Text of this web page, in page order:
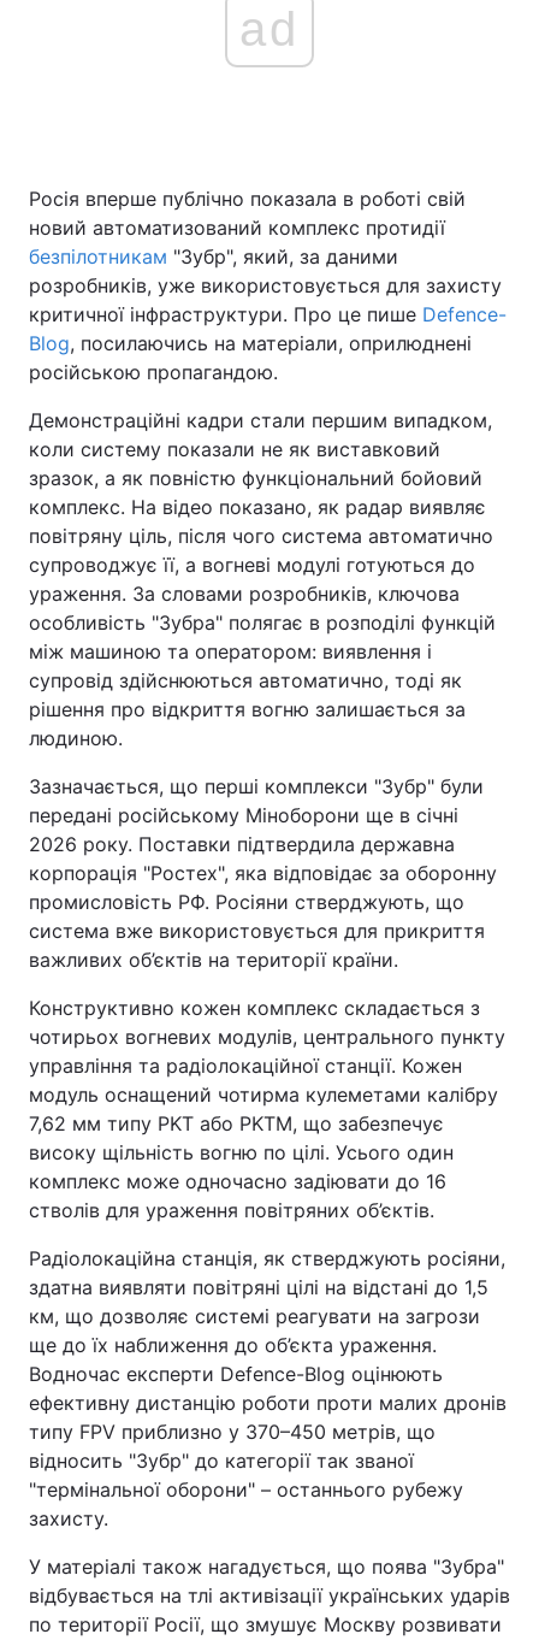
Економіка Світ
Спорт Наука
Техно і зв'язок Лайт
Здоров'я Туризм
Цікавинки Погода
Екологія Регіони
Лонгріди
Відео з Youtube Статті
Інтерв'ю
Архів Вакансії
Контакти
Послуги
Тема оформлення
ad
Росія вперше публічно показала в роботі свій
новий автоматизований комплекс протидії
безпілотникам "Зубр", який, за даними
розробників, уже використовується для захисту
критичної інфраструктури. Про це пише Defence-
Blog, посилаючись на матеріали, оприлюднені
російською пропагандою.
Демонстраційні кадри стали першим випадком,
коли систему показали не як виставковий
зразок, а як повністю функціональний бойовий
комплекс. На відео показано, як радар виявляє
повітряну ціль, після чого система автоматично
супроводжує її, а вогневі модулі готуються до
ураження. За словами розробників, ключова
особливість "Зубра" полягає в розподілі функцій
між машиною та оператором: виявлення і
супровід здійснюються автоматично, тоді як
рішення про відкриття вогню залишається за
людиною.
Зазначається, що перші комплекси "Зубр" були
передані російському Міноборони ще в січні
2026 року. Поставки підтвердила державна
корпорація "Ростех", яка відповідає за оборонну
промисловість РФ. Росіяни стверджують, що
система вже використовується для прикриття
важливих об’єктів на території країни.
Конструктивно кожен комплекс складається з
чотирьох вогневих модулів, центрального пункту
управління та радіолокаційної станції. Кожен
модуль оснащений чотирма кулеметами калібру
7,62 мм типу PKT або PKTM, що забезпечує
високу щільність вогню по цілі. Усього один
комплекс може одночасно задіювати до 16
стволів для ураження повітряних об’єктів.
Радіолокаційна станція, як стверджують росіяни,
здатна виявляти повітряні цілі на відстані до 1,5
км, що дозволяє системі реагувати на загрози
ще до їх наближення до об’єкта ураження.
Водночас експерти Defence-Blog оцінюють
ефективну дистанцію роботи проти малих дронів
типу FPV приблизно у 370–450 метрів, що
відносить "Зубр" до категорії так званої
"термінальної оборони" – останнього рубежу
захисту.
У матеріалі також нагадується, що поява "Зубра"
відбувається на тлі активізації українських ударів
по території Росії, що змушує Москву розвивати